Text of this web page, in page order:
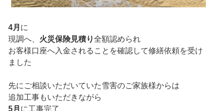
4月 に
現調へ、 火災保険見積り全額認められ
お客様口座へ入金されることを確認して修繕依頼を受け
ました
先にご相談いただいていた雪害のご家族様からは
追加工事もいただきながら
5月 に工事完了